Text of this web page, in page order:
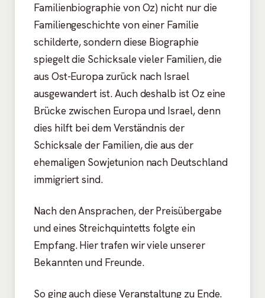
Familienbiographie von Oz) nicht nur die
Familiengeschichte von einer Familie
schilderte, sondern diese Biographie
spiegelt die Schicksale vieler Familien, die
aus Ost-Europa zurück nach Israel
ausgewandert ist. Auch deshalb ist Oz eine
Brücke zwischen Europa und Israel, denn
dies hilft bei dem Verständnis der
Schicksale der Familien, die aus der
ehemaligen Sowjetunion nach Deutschland
immigriert sind.
Nach den Ansprachen, der Preisübergabe
und eines Streichquintetts folgte ein
Empfang. Hier trafen wir viele unserer
Bekannten und Freunde.
So ging auch diese Veranstaltung zu Ende.